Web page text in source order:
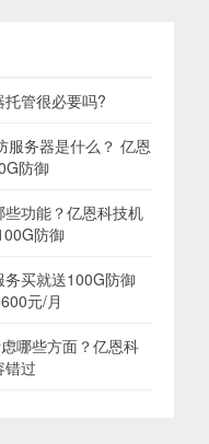
管很必要吗?
服务器是什么？ 亿恩
防御
功能？亿恩科技机
防御
买就送100G防御
元/月
哪些方面？亿恩科
错过